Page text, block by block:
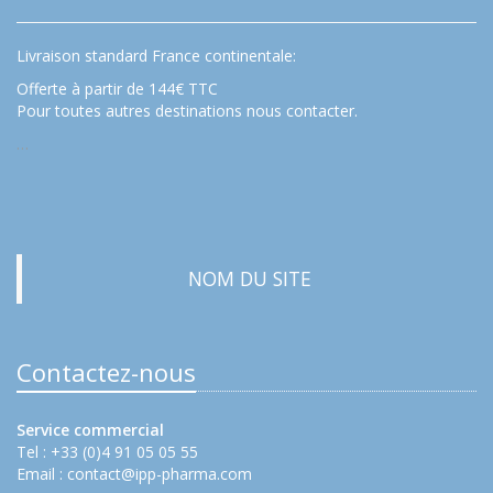
Livraison standard France continentale:
Offerte à partir de 144€ TTC
Pour toutes autres destinations nous contacter.
…
NOM DU SITE
Contactez-nous
Service commercial
Tel : +33 (0)4 91 05 05 55
Email : contact@ipp-pharma.com